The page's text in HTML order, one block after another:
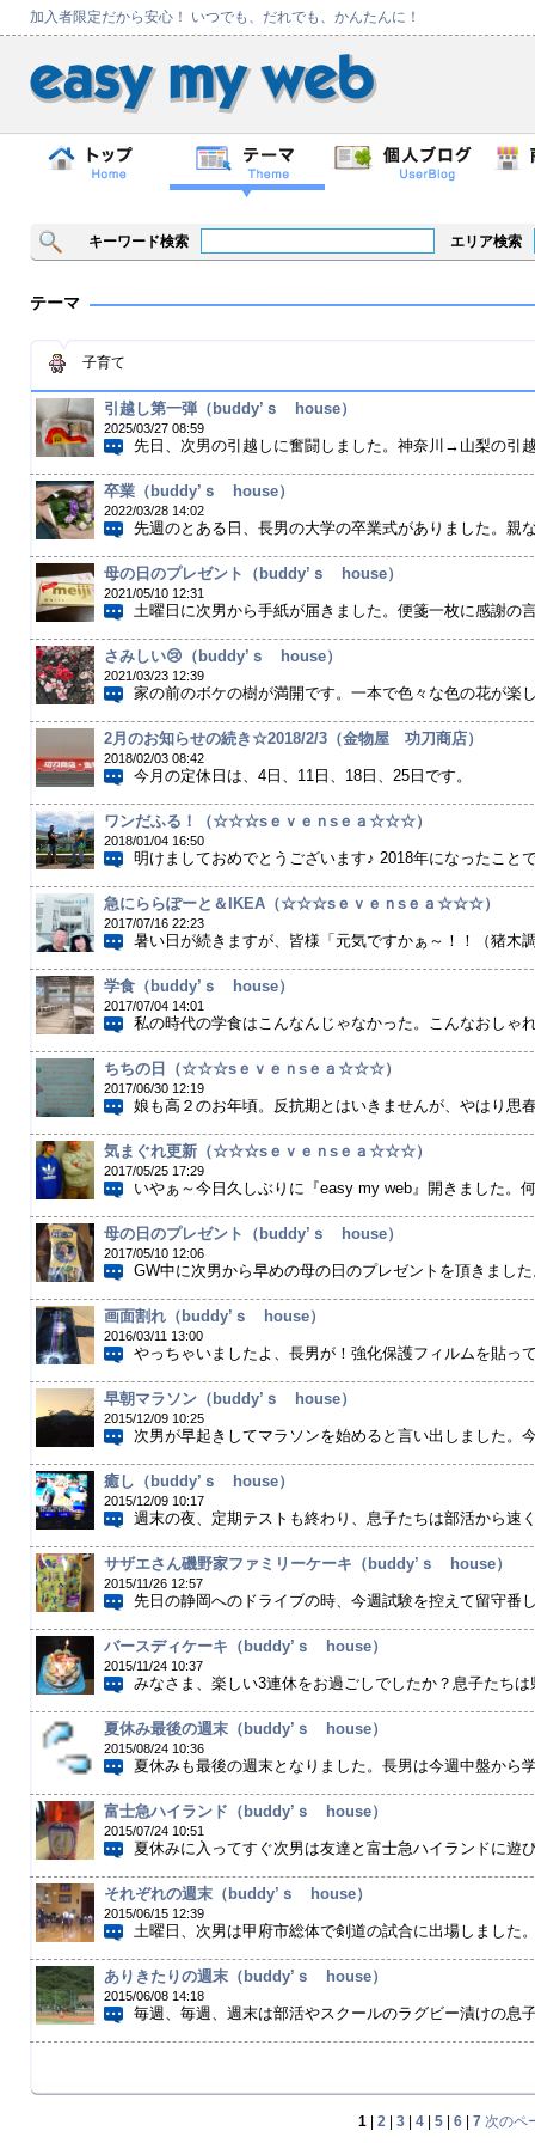
加入者限定だから安心！ いつでも、だれでも、かんたんに！
キーワード検索 エリア検索
テーマ
子育て
引越し第一弾（buddy’ｓ house）
2025/03/27 08:59
先日、次男の引越しに奮闘しました。神奈川→山梨の引
卒業（buddy’ｓ house）
2022/03/28 14:02
先週のとある日、長男の大学の卒業式がありました。親
母の日のプレゼント（buddy’ｓ house）
2021/05/10 12:31
土曜日に次男から手紙が届きました。便箋一枚に感謝の
さみしい😢（buddy’ｓ house）
2021/03/23 12:39
家の前のボケの樹が満開です。一本で色々な色の花が楽
2月のお知らせの続き☆2018/2/3（金物屋 功刀商店）
2018/02/03 08:42
今月の定休日は、4日、11日、18日、25日です。
ワンだふる！（☆☆☆sｅｖｅｎsｅａ☆☆☆）
2018/01/04 16:50
明けましておめでとうございます♪ 2018年になったこと
急にららぽーと＆IKEA（☆☆☆sｅｖｅｎsｅａ☆☆☆）
2017/07/16 22:23
暑い日が続きますが、皆様「元気ですかぁ～！！（猪木
学食（buddy’ｓ house）
2017/07/04 14:01
私の時代の学食はこんなんじゃなかった。こんなおしゃ
ちちの日（☆☆☆sｅｖｅｎsｅａ☆☆☆）
2017/06/30 12:19
娘も高２のお年頃。反抗期とはいきませんが、やはり思
気まぐれ更新（☆☆☆sｅｖｅｎsｅａ☆☆☆）
2017/05/25 17:29
いやぁ～今日久しぶりに『easy my web』開きました。
母の日のプレゼント（buddy’ｓ house）
2017/05/10 12:06
GW中に次男から早めの母の日のプレゼントを頂きまし
画面割れ（buddy’ｓ house）
2016/03/11 13:00
やっちゃいましたよ、長男が！強化保護フィルムを貼っ
早朝マラソン（buddy’ｓ house）
2015/12/09 10:25
次男が早起きしてマラソンを始めると言い出しました。
癒し（buddy’ｓ house）
2015/12/09 10:17
週末の夜、定期テストも終わり、息子たちは部活から速
サザエさん磯野家ファミリーケーキ（buddy’ｓ house）
2015/11/26 12:57
先日の静岡へのドライブの時、今週試験を控えて留守番
バースディケーキ（buddy’ｓ house）
2015/11/24 10:37
みなさま、楽しい3連休をお過ごしでしたか？息子たち
夏休み最後の週末（buddy’ｓ house）
2015/08/24 10:36
夏休みも最後の週末となりました。長男は今週中盤から
富士急ハイランド（buddy’ｓ house）
2015/07/24 10:51
夏休みに入ってすぐ次男は友達と富士急ハイランドに遊
それぞれの週末（buddy’ｓ house）
2015/06/15 12:39
土曜日、次男は甲府市総体で剣道の試合に出場しました
ありきたりの週末（buddy’ｓ house）
2015/06/08 14:18
毎週、毎週、週末は部活やスクールのラグビー漬けの息
1| 2| 3| 4| 5| 6| 7 次のペ